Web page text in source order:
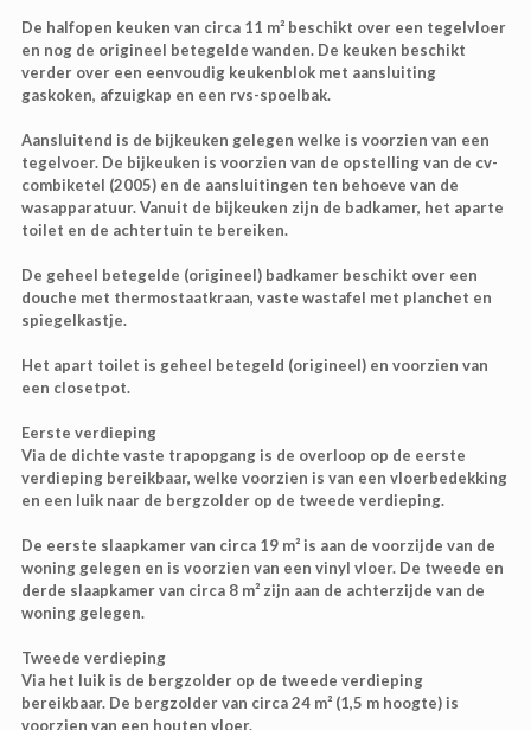
De halfopen keuken van circa 11 m² beschikt over een tegelvloer
en nog de origineel betegelde wanden. De keuken beschikt
verder over een eenvoudig keukenblok met aansluiting
gaskoken, afzuigkap en een rvs-spoelbak.
Aansluitend is de bijkeuken gelegen welke is voorzien van een
tegelvoer. De bijkeuken is voorzien van de opstelling van de cv-
combiketel (2005) en de aansluitingen ten behoeve van de
wasapparatuur. Vanuit de bijkeuken zijn de badkamer, het aparte
toilet en de achtertuin te bereiken.
De geheel betegelde (origineel) badkamer beschikt over een
douche met thermostaatkraan, vaste wastafel met planchet en
spiegelkastje.
Het apart toilet is geheel betegeld (origineel) en voorzien van
een closetpot.
Eerste verdieping
Via de dichte vaste trapopgang is de overloop op de eerste
verdieping bereikbaar, welke voorzien is van een vloerbedekking
en een luik naar de bergzolder op de tweede verdieping.
De eerste slaapkamer van circa 19 m² is aan de voorzijde van de
woning gelegen en is voorzien van een vinyl vloer. De tweede en
derde slaapkamer van circa 8 m² zijn aan de achterzijde van de
woning gelegen.
Tweede verdieping
Via het luik is de bergzolder op de tweede verdieping
bereikbaar. De bergzolder van circa 24 m² (1,5 m hoogte) is
voorzien van een houten vloer.